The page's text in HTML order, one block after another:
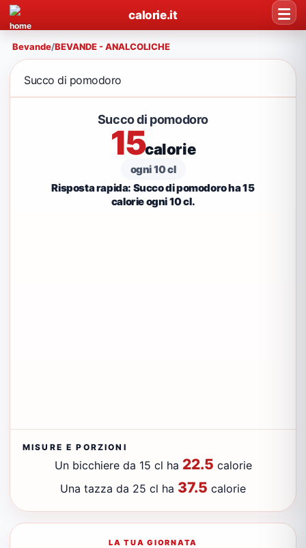
calorie.it
Bevande/BEVANDE - ANALCOLICHE
Succo di pomodoro
Succo di pomodoro
15calorie
ogni 10 cl
Risposta rapida: Succo di pomodoro ha 15
calorie ogni 10 cl.
MISURE E PORZIONI
Un bicchiere da 15 cl ha 22.5 calorie
Una tazza da 25 cl ha 37.5 calorie
LA TUA GIORNATA